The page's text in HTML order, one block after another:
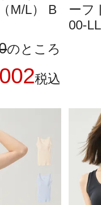
M/L） B
のところ
税込
ーフ
00-LL